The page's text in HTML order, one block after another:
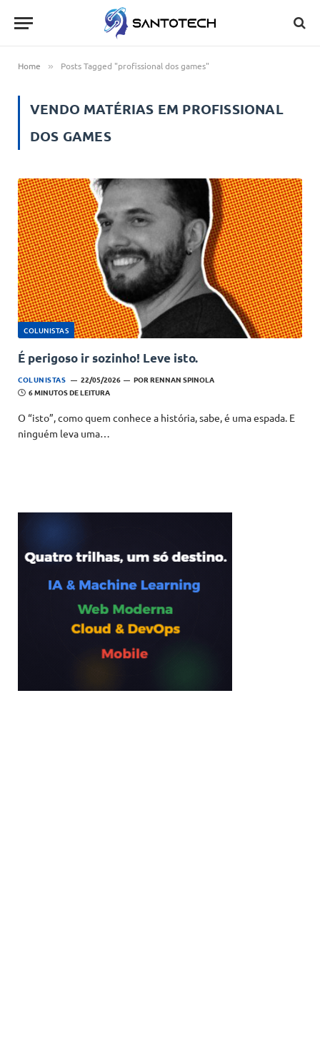
Home » Posts Tagged "profissional dos games"
VENDO MATÉRIAS EM PROFISSIONAL
DOS GAMES
COLUNISTAS
É perigoso ir sozinho! Leve isto.
COLUNISTAS 22/05/2026 POR RENNAN SPINOLA
6 MINUTOS DE LEITURA
O “isto”, como quem conhece a história, sabe, é uma espada. E
ninguém leva uma…